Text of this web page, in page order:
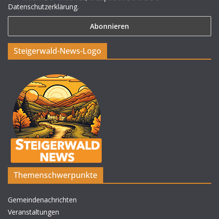
Datenschutzerklärung.
Steigerwald-News-Logo
Themenschwerpunkte
Gemeindenachrichten
Veranstaltungen